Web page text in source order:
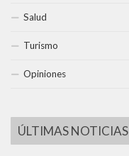
Salud
Turismo
Opiniones
ÚLTIMAS NOTICIAS